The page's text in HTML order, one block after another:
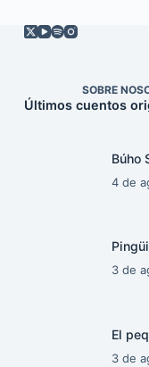
SOBRE
Últimos cuentos
Búho
4 de
3 de
El
3 de